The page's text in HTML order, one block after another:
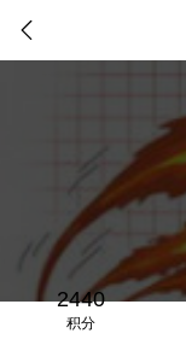
2440
积分